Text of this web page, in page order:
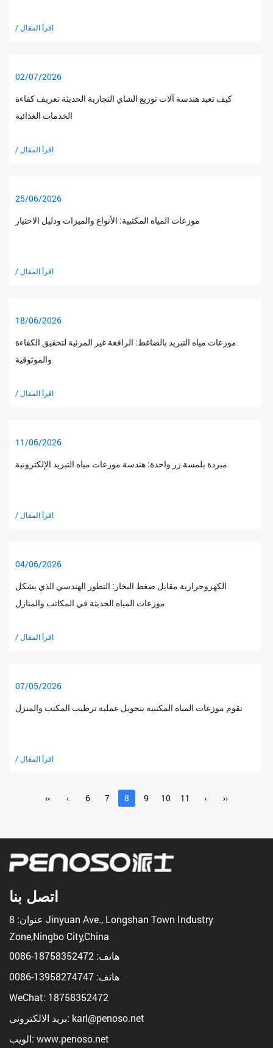
/ اقرأ المقال
02/07/2026
كيف تعيد هندسة آلات توزيع الشاي التجارية الحديثة تعريف كفاءة
الخدمات الغذائية
/ اقرأ المقال
25/06/2026
موزعات المياه المكتبية: الأنواع والميزات ودليل الاختيار
/ اقرأ المقال
18/06/2026
موزعات مياه التبريد بالضاغط: الرافعة غير المرئية لتحقيق الكفاءة
والموثوقية
/ اقرأ المقال
11/06/2026
مبردة بلمسة زر واحدة: هندسة موزعات مياه التبريد الإلكترونية
/ اقرأ المقال
04/06/2026
الكهروحرارية مقابل ضغط البخار: التطور الهندسي الذي يشكل
موزعات المياه الحديثة في المكاتب والمنازل
/ اقرأ المقال
07/05/2026
تقوم موزعات المياه المكتبية بتحويل عملية ترطيب المكتب والمنزل
/ اقرأ المقال
‹‹ ‹ 6 7 8 9 10 11 › ››
اتصل بنا
عنوان: 8 Jinyuan Ave., Longshan Town Industry
Zone,Ningbo City,China
هاتف: 18758352472-0086
هاتف: 13958274747-0086
WeChat: 18758352472
بريد الالكتروني: karl@penoso.net
الويب: www.penoso.net